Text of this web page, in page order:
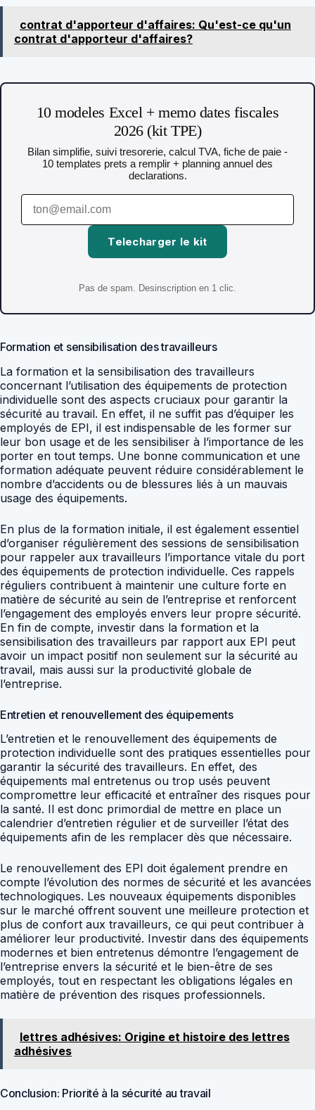
contrat d'apporteur d'affaires: Qu'est-ce qu'un
contrat d'apporteur d'affaires?
10 modeles Excel + memo dates fiscales
2026 (kit TPE)
Bilan simplifie, suivi tresorerie, calcul TVA, fiche de paie -
10 templates prets a remplir + planning annuel des
declarations.
Telecharger le kit
Pas de spam. Desinscription en 1 clic.
Formation et sensibilisation des travailleurs
La formation et la sensibilisation des travailleurs
concernant l’utilisation des équipements de protection
individuelle sont des aspects cruciaux pour garantir la
sécurité au travail. En effet, il ne suffit pas d’équiper les
employés de EPI, il est indispensable de les former sur
leur bon usage et de les sensibiliser à l’importance de les
porter en tout temps. Une bonne communication et une
formation adéquate peuvent réduire considérablement le
nombre d’accidents ou de blessures liés à un mauvais
usage des équipements.
En plus de la formation initiale, il est également essentiel
d’organiser régulièrement des sessions de sensibilisation
pour rappeler aux travailleurs l’importance vitale du port
des équipements de protection individuelle. Ces rappels
réguliers contribuent à maintenir une culture forte en
matière de sécurité au sein de l’entreprise et renforcent
l’engagement des employés envers leur propre sécurité.
En fin de compte, investir dans la formation et la
sensibilisation des travailleurs par rapport aux EPI peut
avoir un impact positif non seulement sur la sécurité au
travail, mais aussi sur la productivité globale de
l’entreprise.
Entretien et renouvellement des équipements
L’entretien et le renouvellement des équipements de
protection individuelle sont des pratiques essentielles pour
garantir la sécurité des travailleurs. En effet, des
équipements mal entretenus ou trop usés peuvent
compromettre leur efficacité et entraîner des risques pour
la santé. Il est donc primordial de mettre en place un
calendrier d’entretien régulier et de surveiller l’état des
équipements afin de les remplacer dès que nécessaire.
Le renouvellement des EPI doit également prendre en
compte l’évolution des normes de sécurité et les avancées
technologiques. Les nouveaux équipements disponibles
sur le marché offrent souvent une meilleure protection et
plus de confort aux travailleurs, ce qui peut contribuer à
améliorer leur productivité. Investir dans des équipements
modernes et bien entretenus démontre l’engagement de
l’entreprise envers la sécurité et le bien-être de ses
employés, tout en respectant les obligations légales en
matière de prévention des risques professionnels.
lettres adhésives: Origine et histoire des lettres
adhésives
Conclusion: Priorité à la sécurité au travail